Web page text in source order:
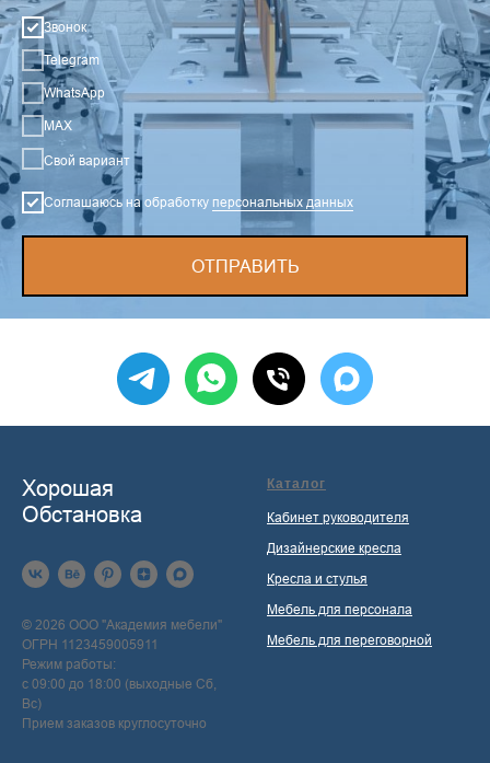
Звонок
Telegram
WhatsApp
MAX
Свой вариант
Соглашаюсь на обработку персональных данных
ОТПРАВИТЬ
Хорошая
Обстановка
© 2026 ООО "Академия мебели"
ОГРН 1123459005911
Режим работы:
с 09:00 до 18:00 (выходные Сб,
Вс)
Прием заказов круглосуточно
Каталог
Кабинет руководителя
Дизайнерские кресла
Кресла и стулья
Мебель для персонала
Мебель для переговорной